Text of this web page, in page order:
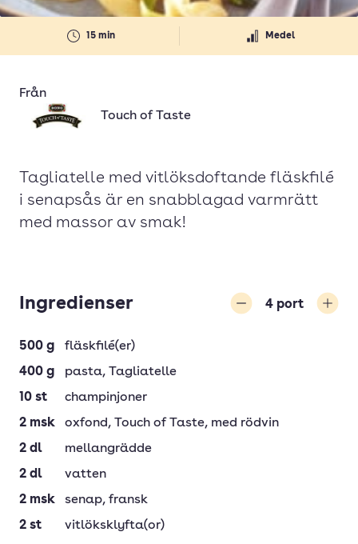
15 min Medel
Från
Touch of Taste
Tagliatelle med vitlöksdoftande fläskfilé
i senapsås är en snabblagad varmrätt
med massor av smak!
Ingredienser 4 port
500 g
fläskfilé(er)
400 g pasta, Tagliatelle
10 st
champinjoner
2 msk oxfond, Touch of Taste, med rödvin
2 dl
mellangrädde
2 dl
vatten
2 msk senap, fransk
2 st
vitlöksklyfta(or)